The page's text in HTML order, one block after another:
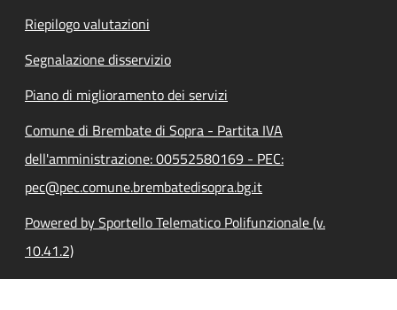
Riepilogo valutazioni
Segnalazione disservizio
Piano di miglioramento dei servizi
Comune di Brembate di Sopra - Partita IVA
dell'amministrazione: 00552580169 - PEC:
pec@pec.comune.brembatedisopra.bg.it
Powered by Sportello Telematico Polifunzionale (v.
10.41.2)